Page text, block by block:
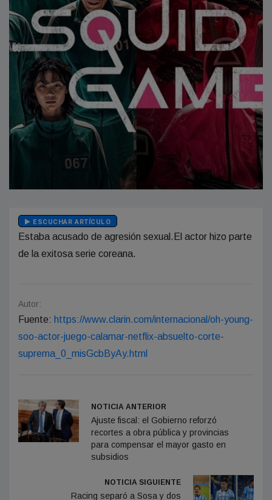
ESCUCHAR ARTÍCULO
Estaba acusado de agresión sexual.El actor hizo parte
de la exitosa serie coreana.
Autor:
Fuente: https://www.clarin.com/internacional/oh-young-
soo-actor-juego-calamar-netflix-absuelto-corte-
suprema_0_misGcbByAy.html
NOTICIA ANTERIOR
Ajuste fiscal: el Gobierno reforzó
recortes a obra pública y provincias
para compensar el mayor gasto en
subsidios
NOTICIA SIGUIENTE
Racing separó a Sosa y dos